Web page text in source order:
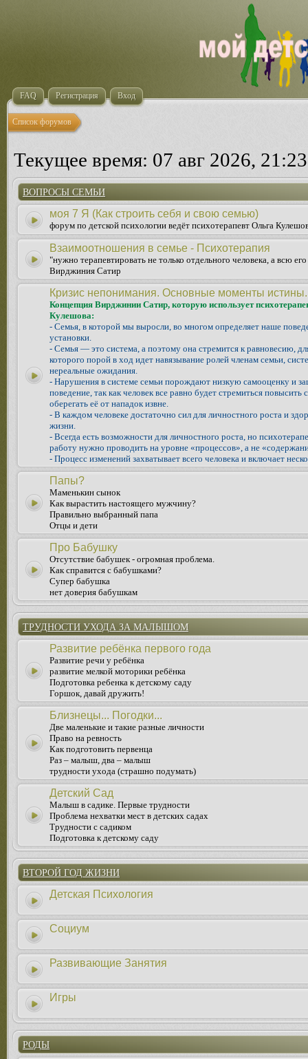
FAQ Регистрация Вход
Список форумов
Текущее время: 07 авг 2026, 21:23
ВОПРОСЫ СЕМЬИ
моя 7 Я (Как строить себя и свою семью)
форум по детской психологии ведёт психотерапевт Ольга
Взаимоотношения в семье - Психотерапия
"нужно терапевтировать не только отдельного человека, а всю
Вирджиния Сатир
Кризис непонимания. Основные моменты истины.
Концепция Вирджинии Сатир, которую использует
Кулешова:
- Семья, в которой мы выросли, во многом определяет наше
установки.
- Семья — это система, а поэтому она стремится к равновесию,
которого порой в ход идет навязывание ролей членам семьи,
нереальные ожидания.
- Нарушения в системе семьи порождают низкую самооценку и
поведение, так как человек все равно будет стремиться повысить
оберегать её от нападок извне.
- В каждом человеке достаточно сил для личностного роста и
жизни.
- Всегда есть возможности для личностного роста, но
работу нужно проводить на уровне «процессов», а не
- Процесс изменений захватывает всего человека и включает
Папы?
Маменькин сынок
Как вырастить настоящего мужчину?
Правильно выбранный папа
Отцы и дети
Про Бабушку
Отсутствие бабушек - огромная проблема.
Как справится с бабушками?
Супер бабушка
нет доверия бабушкам
ТРУДНОСТИ УХОДА ЗА МАЛЫШОМ
Развитие ребёнка первого года
Развитие речи у ребёнка
развитие мелкой моторики ребёнка
Подготовка ребенка к детскому саду
Горшок, давай дружить!
Близнецы... Погодки...
Две маленькие и такие разные личности
Право на ревность
Как подготовить первенца
Раз – малыш, два – малыш
трудности ухода (страшно подумать)
Детский Сад
Малыш в садике. Первые трудности
Проблема нехватки мест в детских садах
Трудности с садиком
Подготовка к детскому саду
ВТОРОЙ ГОД ЖИЗНИ
Детская Психология
Социум
Развивающие Занятия
Игры
РОДЫ